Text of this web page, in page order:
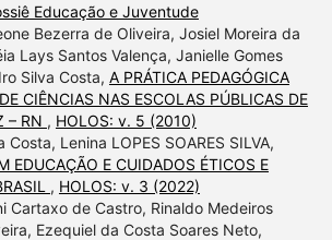
Educação e Juventude
Bezerra de Oliveira, Josiel Moreira da
Lays Santos Valença, Janielle Gomes
Silva Costa, A PRÁTICA PEDAGÓGICA
CIÊNCIAS NAS ESCOLAS PÚBLICAS DE
– RN , HOLOS: v. 5 (2010)
Costa, Lenina LOPES SOARES SILVA,
EDUCAÇÃO E CUIDADOS ÉTICOS E
, HOLOS: v. 3 (2022)
Cartaxo de Castro, Rinaldo Medeiros
Ezequiel da Costa Soares Neto,